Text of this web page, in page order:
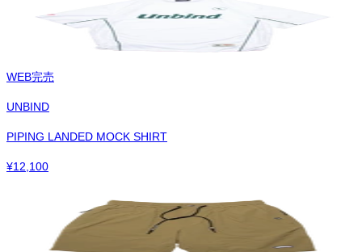
WEB完売
UNBIND
PIPING LANDED MOCK SHIRT
¥12,100